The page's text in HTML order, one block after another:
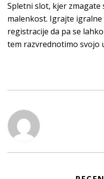
Spletni slot, kjer zmagate
malenkost. Igrajte
registracije da pa se
tem razvrednotimo svojo